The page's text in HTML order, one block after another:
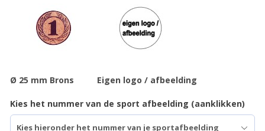
Ø 25 mm Brons Eigen logo / afbeelding
Kies het nummer van de sport afbeelding (aanklikken)